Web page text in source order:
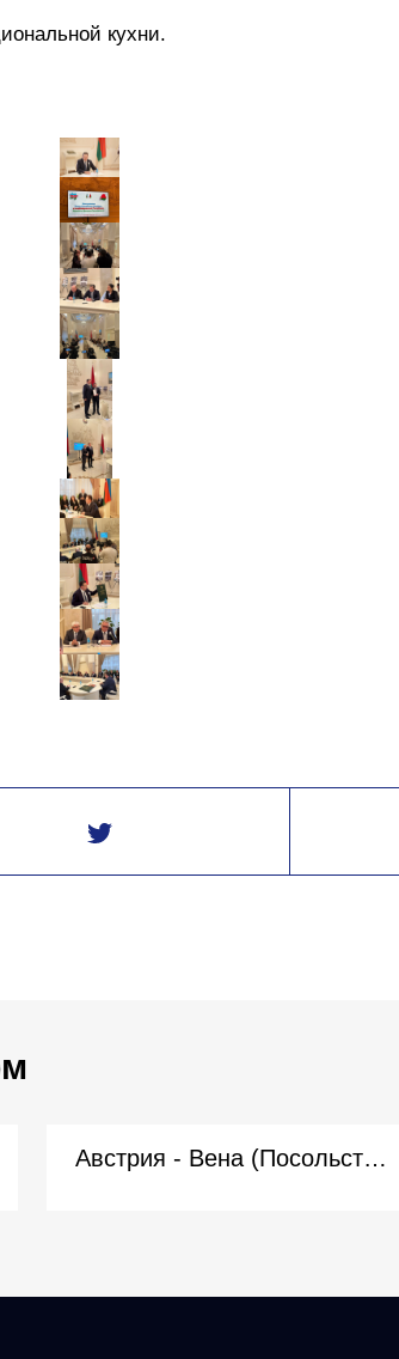
кухни.
Австрия - Вена (Посольство)